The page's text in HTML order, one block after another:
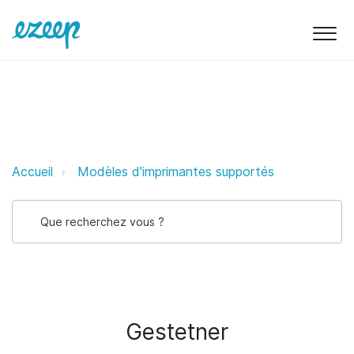
Gestetner ezeep Support Support
Accueil Modèles d'imprimantes supportés
Gestetner